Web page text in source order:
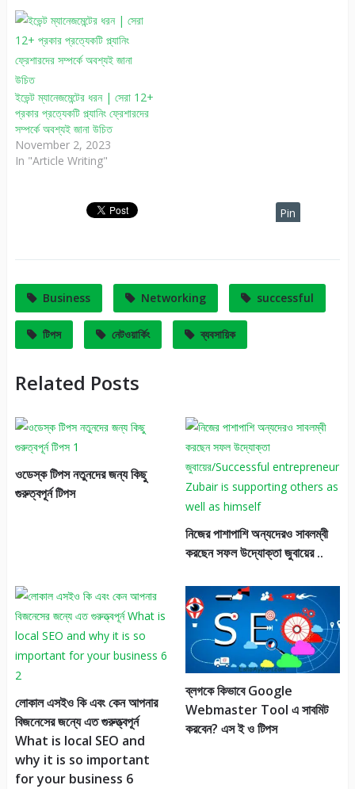
ইভেন্ট ম্যানেজমেন্টের ধরন | সেরা 12+
প্রকার প্রত্যেকটি প্ল্যানিং ফ্রেশারদের
সম্পর্কে অবশ্যই জানা উচিত
November 2, 2023
In "Article Writing"
Pin
Business Networking successful
টিপস নেটওয়ার্কিং ব্যবসায়িক
Related Posts
ওডেস্ক টিপস নতুনদের জন্য কিছু
গুরুত্বপূর্ন টিপস
নিজের পাশাপাশি অন্যদেরও সাবলম্বী
করছেন সফল উদ্যোক্তা জুবায়ের ..
লোকাল এসইও কি এবং কেন আপনার
বিজনেসের জন্যে এত গুরুত্ত্বপূর্ন
What is local SEO and
why it is so important
for your business 6
ব্লগকে কিভাবে Google
Webmaster Tool এ সাবমিট
করবেন? এস ই ও টিপস